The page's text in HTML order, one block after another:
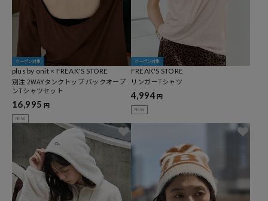
クーポン対象
plus by onit × FREAK'S STORE
別注 2WAYタンクトップ バックオープ
ンTシャツセット
16,995 円
NEW
クーポン対象
FREAK'S STORE
リンガーTシャツ
4,994 円
NEW